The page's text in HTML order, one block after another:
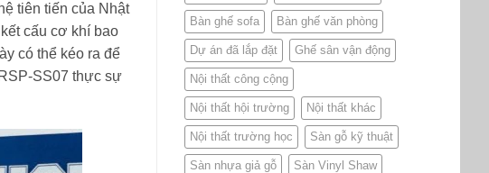
Bàn ghế sofa Bàn ghế văn phòng
Dự án đã lắp đặt Ghế sân vận động
Nội thất công cộng
Nội thất hội trường Nội thất khác
Nội thất trường học Sàn gỗ kỹ thuật
Sàn nhựa giả gỗ Sàn Vinyl Shaw
tiên tiến của Nhật
cấu cơ khí bao
có thể kéo ra để
SS07 thực sự